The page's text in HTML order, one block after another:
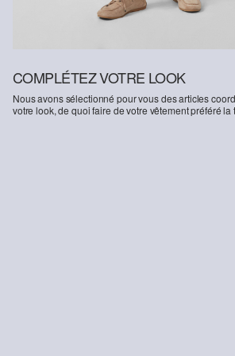
COMPLÉTEZ VOTRE LOOK
Nous avons sélectionné pour vous des articles
votre look, de quoi faire de votre vêtement préféré la